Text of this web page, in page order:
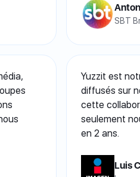
SBT
Yuzzit est
diffusés sur
cette
seulement
en 2 ans.
Luis